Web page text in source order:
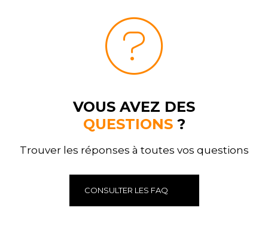
VOUS AVEZ DES
QUESTIONS?
Trouver les réponses à toutes vos questions
CONSULTER LES FAQ